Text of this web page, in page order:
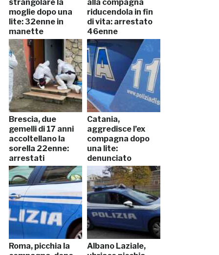
strangolare la
moglie dopo una
lite: 32enne in
manette
alla compagna
riducendola in fin
di vita: arrestato
46enne
Brescia, due
gemelli di 17 anni
accoltellano la
sorella 22enne:
arrestati
Catania,
aggredisce l’ex
compagna dopo
una lite:
denunciato
53enne
Roma, picchia la
Albano Laziale,